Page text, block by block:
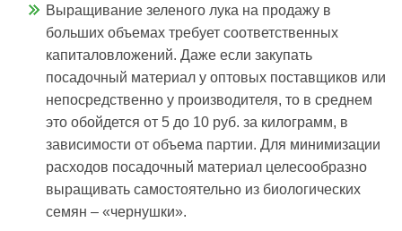
Выращивание зеленого лука на продажу в
больших объемах требует соответственных
капиталовложений. Даже если закупать
посадочный материал у оптовых поставщиков или
непосредственно у производителя, то в среднем
это обойдется от 5 до 10 руб. за килограмм, в
зависимости от объема партии. Для минимизации
расходов посадочный материал целесообразно
выращивать самостоятельно из биологических
семян – «чернушки».